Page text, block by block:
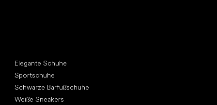
Elegante Schuhe
Sportschuhe
Schwarze Barfußschuhe
Weiße Sneakers